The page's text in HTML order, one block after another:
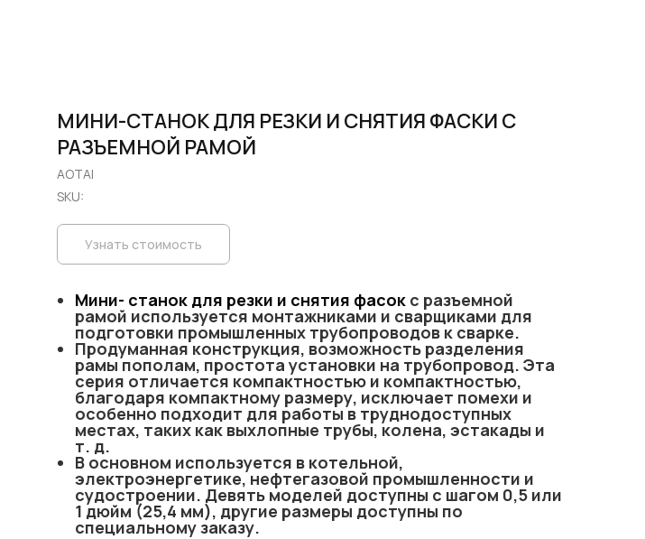
МИНИ-СТАНОК ДЛЯ РЕЗКИ И СНЯТИЯ ФАСКИ С
РАЗЪЕМНОЙ РАМОЙ
AOTAI
SKU:
Узнать стоимость
Мини- станок для резки и снятия фасок с разъемной
рамой используется монтажниками и сварщиками для
подготовки промышленных трубопроводов к сварке.
Продуманная конструкция, возможность разделения
рамы пополам, простота установки на трубопровод. Эта
серия отличается компактностью и компактностью,
благодаря компактному размеру, исключает помехи и
особенно подходит для работы в труднодоступных
местах, таких как выхлопные трубы, колена, эстакады и
т. д.
В основном используется в котельной,
электроэнергетике, нефтегазовой промышленности и
судостроении. Девять моделей доступны с шагом 0,5 или
1 дюйм (25,4 мм), другие размеры доступны по
специальному заказу.